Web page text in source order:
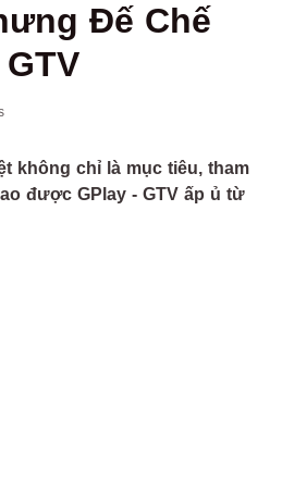
Đế Chế
không chỉ là mục tiêu, tham
được GPlay - GTV ấp ủ từ